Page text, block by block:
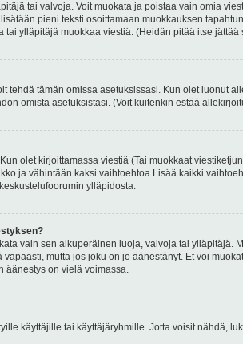
tai valvoja. Voit muokata ja poistaa vain omia
pieni teksti osoittamaan muokkauksen
tai ylläpitäjä muokkaa viestiä. (Heidän pitää itse
tehdä tämän omissa asetuksissasi. Kun olet luonut
omista asetuksistasi. (Voit kuitenkin estää
olet kirjoittamassa viestiä (Tai muokkaat
ja vähintään kaksi vaihtoehtoa Lisää kaikki
ylläpidosta.
vain sen alkuperäinen luoja, valvoja tai
vapaasti, mutta jos joku on jo äänestänyt. Et voi
äänestys on vielä voimassa.
käyttäjille tai käyttäjäryhmille. Jotta voisit nähdä,